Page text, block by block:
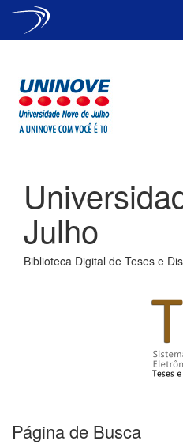
Julho
Biblioteca Digital de Teses e
Página de Busca